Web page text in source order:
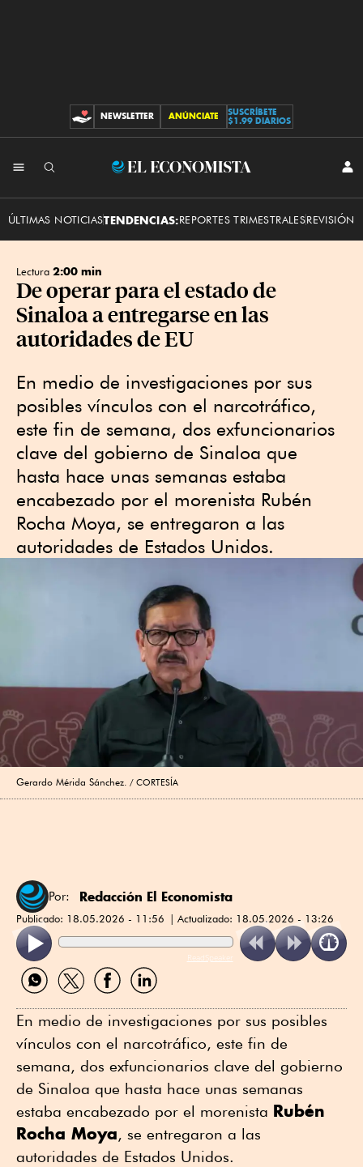
CONTRIBUCIONES
NEWSLETTER ANÚNCIATE
SUSCRÍBETE
$1.99 DIARIOS
El
ÚLTIMAS NOTICIASTENDENCIAS:REPORTES TRIMESTRALESREVISIÓN
Lectura 2:00 min
De operar para el estado de
Sinaloa a entregarse en las
autoridades de EU
En medio de investigaciones por sus
posibles vínculos con el narcotráfico,
este fin de semana, dos exfuncionarios
clave del gobierno de Sinaloa que
hasta hace unas semanas estaba
encabezado por el morenista Rubén
Rocha Moya, se entregaron a las
autoridades de Estados Unidos.
Gerardo Mérida Sánchez. CORTESÍA
Por: Redacción El Economista
Publicado: 18.05.2026 - 11:56 Actualizado: 18.05.2026 - 13:26
ReadSpeaker
Compartir
por
Compartir
por
Compartir
por
Compartir
por
En medio de investigaciones por sus posibles
vínculos con el narcotráfico, este fin de
semana, dos exfuncionarios clave del gobierno
de Sinaloa que hasta hace unas semanas
estaba encabezado por el morenista Rubén
Rocha Moya, se entregaron a las
autoridades de Estados Unidos.